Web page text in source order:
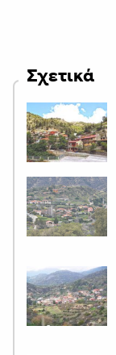
Σχετικά